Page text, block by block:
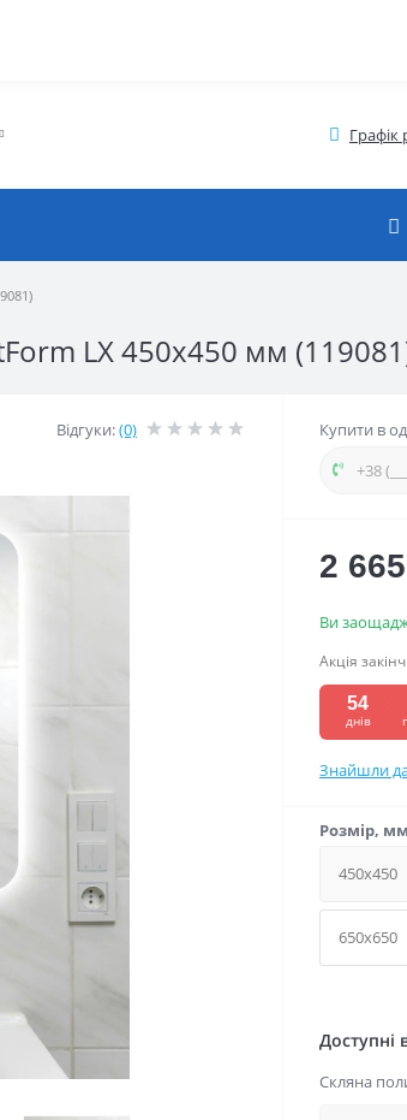
Графік
LX 450x450 мм
Відгуки:(0) Купити в
2
Ви
Акція
54
днів
Знайшли
Розмір, мм
450x450
650x650
Доступні
Скляна